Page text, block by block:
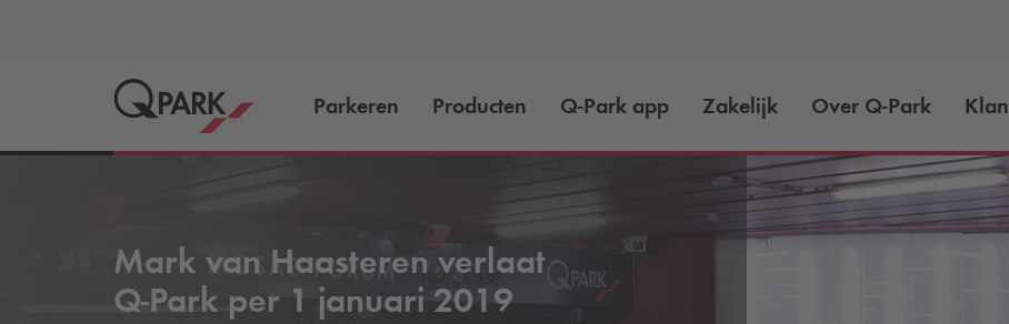
Parkeren Producten Q-Park app Zakelijk Over Q-Park
Mark van Haasteren verlaat
Q-Park per 1 januari 2019